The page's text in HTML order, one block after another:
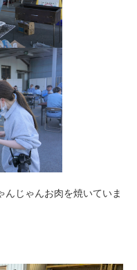
じゃんお肉を焼いていま